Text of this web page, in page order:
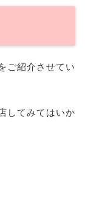
ご紹介させてい
してみてはいか